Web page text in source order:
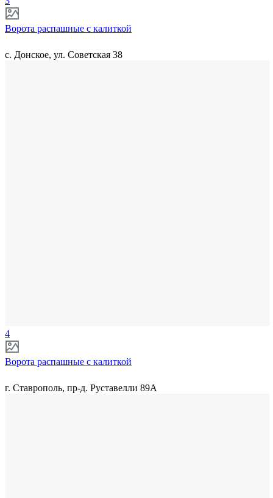
Ворота распашные с калиткой
с. Донское, ул. Советская 38
4
Ворота распашные с калиткой
г. Ставрополь, пр-д. Руставелли 89А